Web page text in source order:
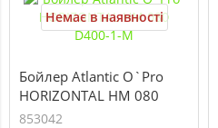
Немає в наявності
Бойлер Atlantic O`Pro
HORIZONTAL HM 080
D400-1-M
853042